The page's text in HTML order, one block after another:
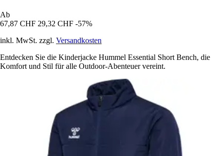
Ab
67,87 CHF 29,32 CHF -57%
inkl. MwSt. zzgl. Versandkosten
Entdecken Sie die Kinderjacke Hummel Essential Short Bench, die
Komfort und Stil für alle Outdoor-Abenteuer vereint.